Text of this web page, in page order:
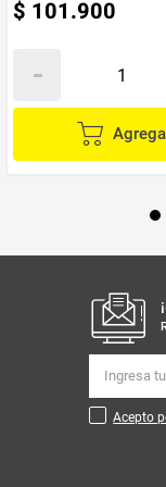
$ 101.900
Acepto